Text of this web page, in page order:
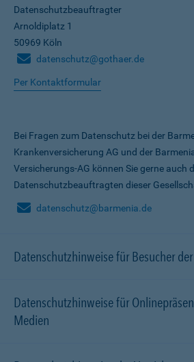
Datenschutzbeauftragter
Arnoldiplatz 1
50969 Köln
datenschutz@gothaer.de
Per Kontaktformular
Bei Fragen zum Datenschutz bei der
Krankenversicherung AG und der
Versicherungs-AG können Sie gerne auch
Datenschutzbeauftragten dieser
datenschutz@barmenia.de
Datenschutzhinweise für Besucher
Datenschutzhinweise für
Medien